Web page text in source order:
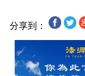
分享到：